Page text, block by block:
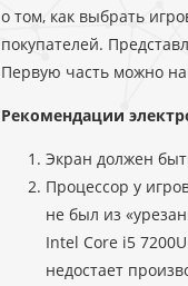
о том, как выбрать
покупателей.
Первую часть можно
Рекомендации
Экран должен
Процессор у
не был из
Intel Core i5
недостает